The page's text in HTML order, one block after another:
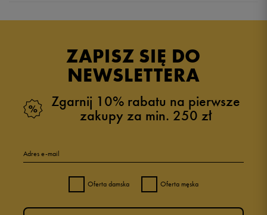
ZAPISZ SIĘ DO
NEWSLETTERA
Zgarnij 10% rabatu na pierwsze
zakupy za min. 250 zł
Adres e-mail
Oferta damska Oferta męska